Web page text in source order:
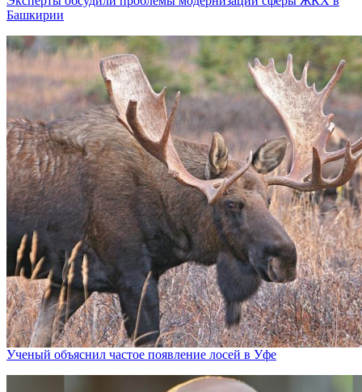
Башкирии
Ученый объяснил частое появление лосей в Уфе